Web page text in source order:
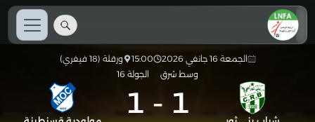
الجمعة 16 جانفي 2026 15:00
ورقلة (18 فيفري)
وسط شرق
الجولة 16
1
-
1